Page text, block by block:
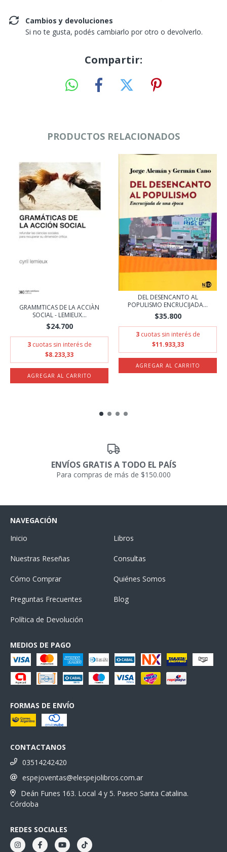
Cambios y devoluciones
Si no te gusta, podés cambiarlo por otro o devolverlo.
Compartir:
PRODUCTOS RELACIONADOS
GRAMΜTICAS DE LA ACCIÀN
SOCIAL - LEMIEUX...
$24.700
3 cuotas sin interés de
$8.233,33
DEL DESENCANTO AL
POPULISMO ENCRUCIJADA...
$35.800
3 cuotas sin interés de
$11.933,33
ENVÍOS GRATIS A TODO EL PAÍS
Para compras de más de $150.000
NAVEGACIÓN
Inicio
Libros
Nuestras Reseñas Consultas
Cómo Comprar Quiénes Somos
Preguntas Frecuentes Blog
Política de Devolución
MEDIOS DE PAGO
FORMAS DE ENVÍO
CONTACTANOS
03514242420
espejoventas@elespejolibros.com.ar
Deán Funes 163. Local 4 y 5. Paseo Santa Catalina.
Córdoba
REDES SOCIALES